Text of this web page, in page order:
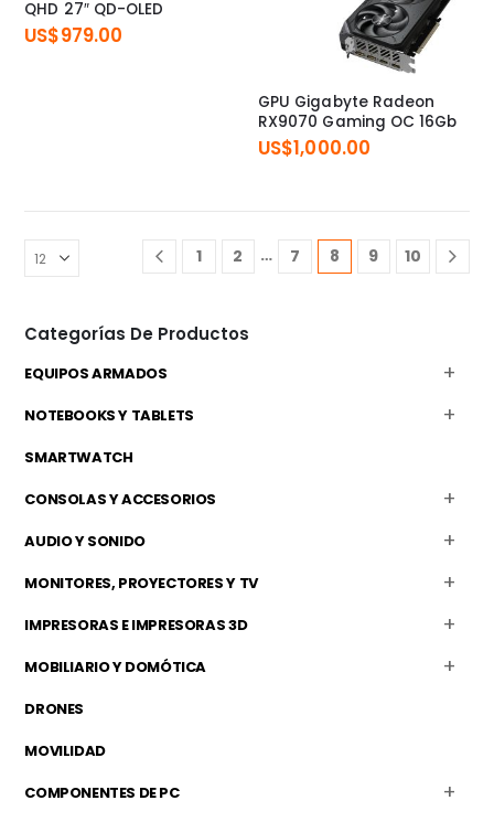
QHD 27″ QD-OLED
US$979.00
GPU Gigabyte Radeon
RX9070 Gaming OC 16Gb
US$1,000.00
1 2 … 7 8 9 10
Categorías De Productos
EQUIPOS ARMADOS
NOTEBOOKS Y TABLETS
SMARTWATCH
CONSOLAS Y ACCESORIOS
AUDIO Y SONIDO
MONITORES, PROYECTORES Y TV
IMPRESORAS E IMPRESORAS 3D
MOBILIARIO Y DOMÓTICA
DRONES
MOVILIDAD
COMPONENTES DE PC